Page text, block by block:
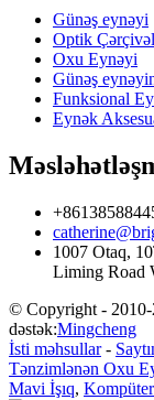
Günəş eynəyi
Optik
Oxu Eynəyi
Günəş
Funksional
Eynək
1007 Otaq,
Liming Road
© Copyright - 2010-
dəstək:Mingcheng
İsti məhsullar-
Tənzimlənən Oxu
Mavi İşıq,